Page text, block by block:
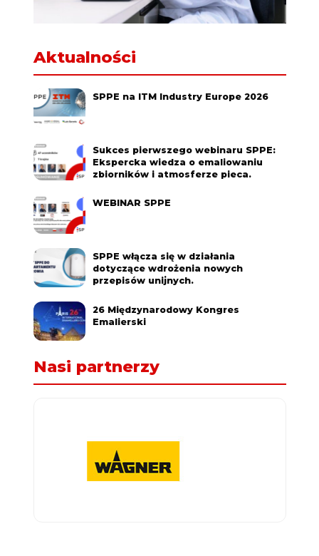
Aktualności
SPPE na ITM Industry Europe 2026
Sukces pierwszego webinaru SPPE:
Ekspercka wiedza o emaliowaniu
zbiorników i atmosferze pieca.
WEBINAR SPPE
SPPE włącza się w działania
dotyczące wdrożenia nowych
przepisów unijnych.
26 Międzynarodowy Kongres
Emalierski
Nasi partnerzy